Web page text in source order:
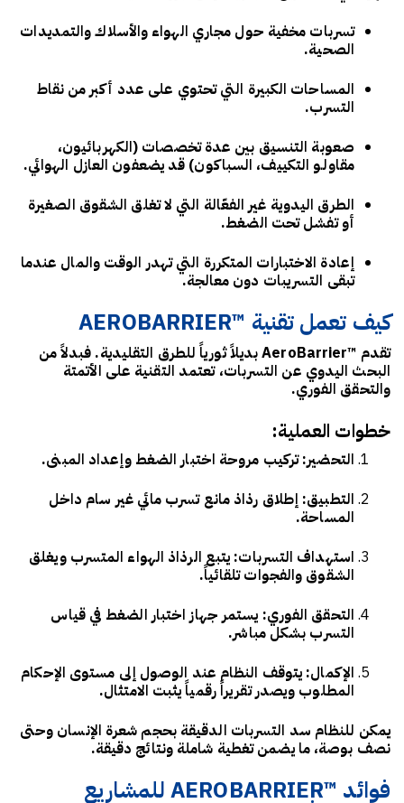
تسربات مخفية حول مجاري الهواء والأسلاك والتمديدات
الصحية.
المساحات الكبيرة التي تحتوي على عدد أكبر من نقاط
التسرب.
صعوبة التنسيق بين عدة تخصصات (الكهربائيون،
مقاولـو التكييف، السباكون) قد يضعفون العازل الهوائي.
الطرق اليدوية غير الفعّالة التي لا تغلق الشقوق الصغيرة
أو تفشل تحت الضغط.
إعادة الاختبارات المتكررة التي تهدر الوقت والمال عندما
تبقى التسريبات دون معالجة.
كيف تعمل تقنية ™AEROBARRIER
تقدم ™AeroBarrier بديلاً ثورياً للطرق التقليدية. فبدلاً من
البحث اليدوي عن التسربات، تعتمد التقنية على الأتمتة
والتحقق الفوري.
خطوات العملية:
التحضير:تركيب مروحة اختبار الضغط وإعداد المبنى.
التطبيق: إطلاق رذاذ مانع تسرب مائي غير سام داخل
المساحة.
استهداف التسربات: يتبع الرذاذ الهواء المتسرب ويغلق
الشقوق والفجوات تلقائياً.
التحقق الفوري: يستمر جهاز اختبار الضغط في قياس
التسرب بشكل مباشر.
الإكمال: يتوقف النظام عند الوصول إلى مستوى الإحكام
المطلوب ويصدر تقريراً رقمياً يثبت الامتثال.
يمكن للنظام سد التسربات الدقيقة بحجم شعرة الإنسان وحتى
نصف بوصة، ما يضمن تغطية شاملة ونتائج دقيقة.
فوائد ™AEROBARRIER للمشاريع